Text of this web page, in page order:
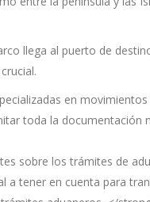
llega al puerto de
en
toda la documentación
sobre los trámites de
a tener en cuenta para